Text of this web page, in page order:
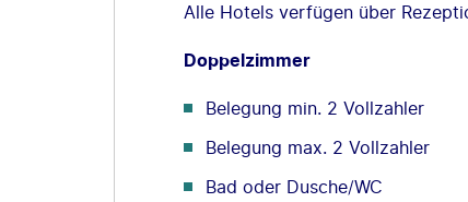
Alle Hotels verfügen über
Doppelzimmer
Belegung min. 2 Vollzahler
Belegung max. 2 Vollzahler
Bad oder Dusche/WC